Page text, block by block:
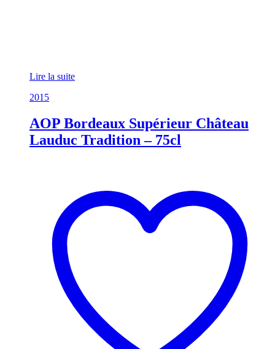
Lire la suite
2015
AOP Bordeaux Supérieur Château
Lauduc Tradition – 75cl